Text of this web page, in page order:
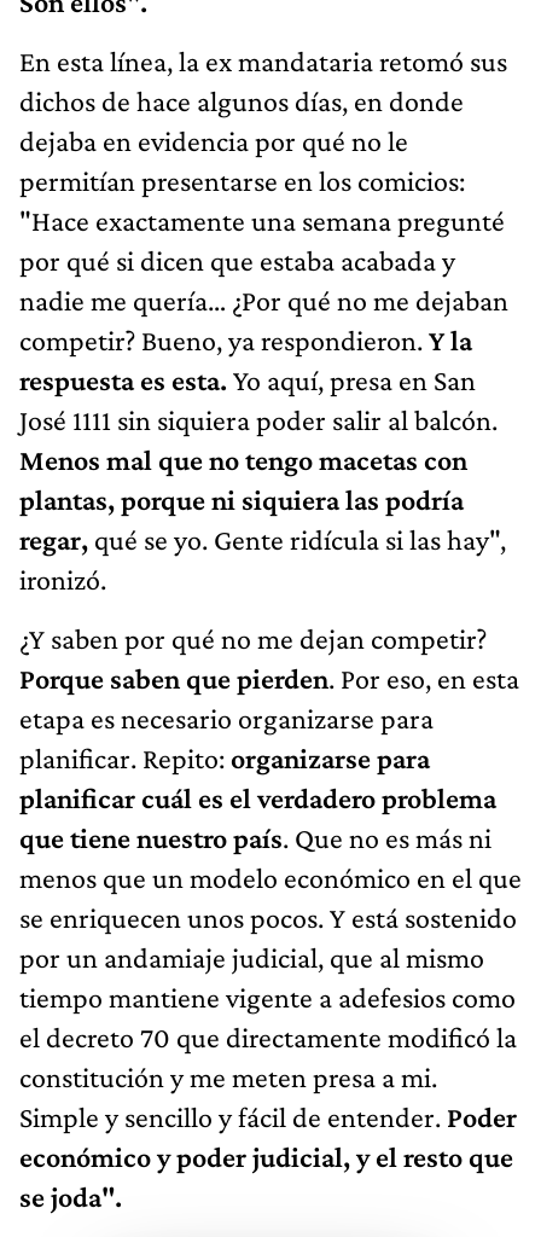
En esta línea, la ex mandataria retomó sus
dichos de hace algunos días, en donde
dejaba en evidencia por qué no le
permitían presentarse en los comicios:
"Hace exactamente una semana pregunté
por qué si dicen que estaba acabada y
nadie me quería… ¿Por qué no me dejaban
competir? Bueno, ya respondieron.Y la
respuesta es esta. Yo aquí, presa en San
José 1111 sin siquiera poder salir al balcón.
Menos mal que no tengo macetas con
plantas, porque ni siquiera las podría
regar, qué se yo. Gente ridícula si las hay",
ironizó.
¿Y saben por qué no me dejan competir?
Porque saben que pierden. Por eso, en esta
etapa es necesario organizarse para
planificar. Repito:organizarse para
planificar cuál es el verdadero problema
que tiene nuestro país. Que no es más ni
menos que un modelo económico en el que
se enriquecen unos pocos. Y está sostenido
por un andamiaje judicial, que al mismo
tiempo mantiene vigente a adefesios como
el decreto 70 que directamente modificó la
constitución y me meten presa a mi.
Simple y sencillo y fácil de entender. Poder
económico y poder judicial, y el resto que
se joda".